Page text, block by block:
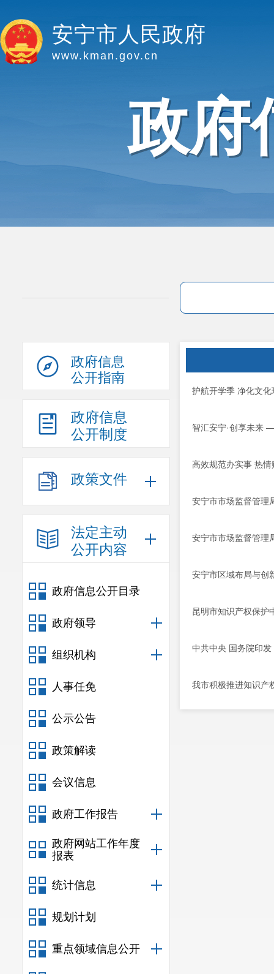
安宁市人民政府
www.kman.gov.cn
政府
政府信息
公开指南
政府信息
公开制度
政策文件
法定主动
公开内容
政府信息公开目录
政府领导
组织机构
人事任免
公示公告
政策解读
会议信息
政府工作报告
政府网站工作年度
报表
统计信息
规划计划
重点领域信息公开
护航开学季 净化文
智汇安宁·创享未来
高效规范办实事 热
安宁市市场监督管理
安宁市市场监督管理
安宁市区域布局与创
昆明市知识产权保护
中共中央 国务院印
我市积极推进知识产